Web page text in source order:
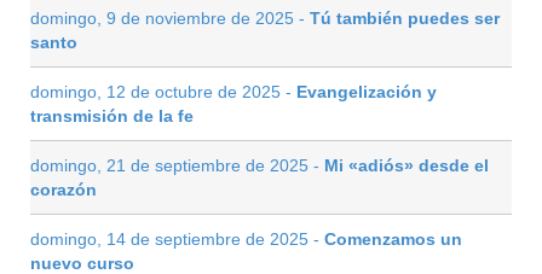
domingo, 9 de noviembre de 2025 - Tú también puedes ser
santo
domingo, 12 de octubre de 2025 - Evangelización y
transmisión de la fe
domingo, 21 de septiembre de 2025 - Mi «adiós» desde el
corazón
domingo, 14 de septiembre de 2025 - Comenzamos un
nuevo curso